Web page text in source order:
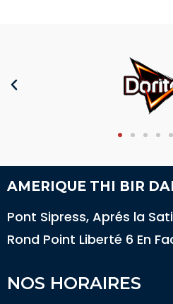
AMERIQUE THI BIR
Pont Sipress, Aprés la
Rond Point Liberté 6 En
NOS HORAIRES